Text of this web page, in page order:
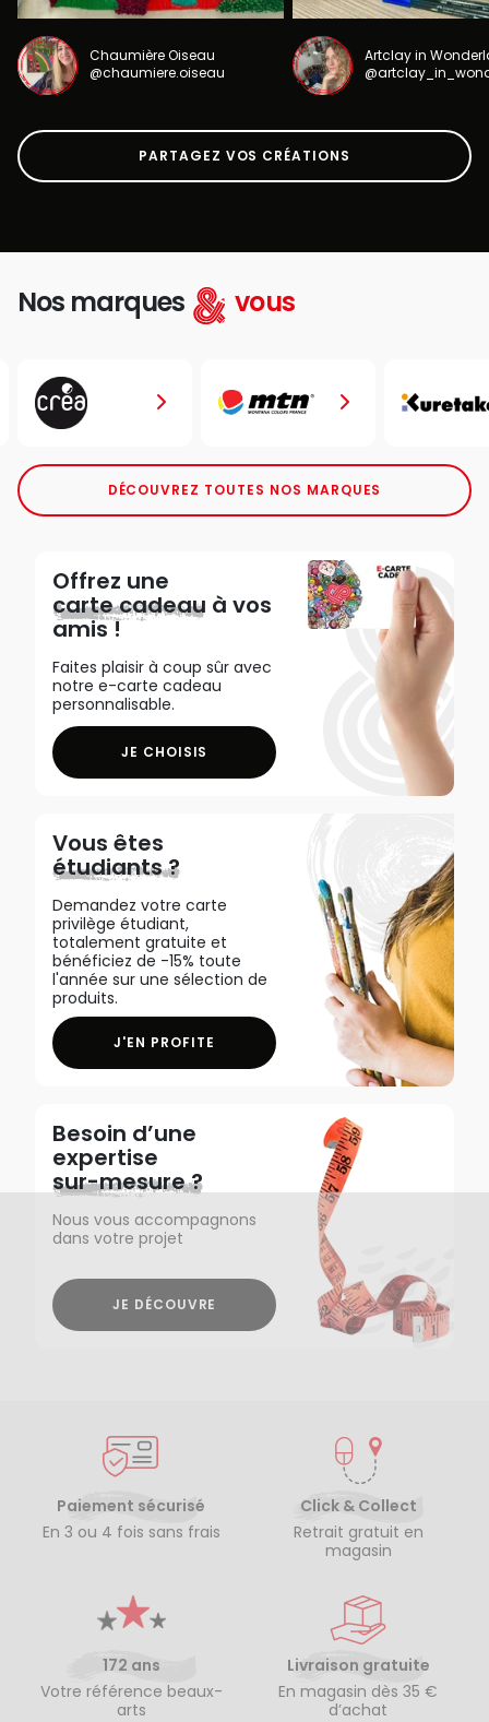
Chaumière Oiseau
@chaumiere.oiseau
Artclay in
PARTAGEZ VOS CRÉATIONS
Nos marques vous
DÉCOUVREZ TOUTES NOS MARQUES
Offrez une
carte cadeau à vos
amis !
Faites plaisir à coup sûr avec
notre e-carte cadeau
personnalisable.
JE CHOISIS
Vous êtes
étudiants ?
Demandez votre carte
privilège étudiant,
totalement gratuite et
bénéficiez de -15% toute
l'année sur une sélection de
produits.
J'EN PROFITE
Besoin d’une
expertise
sur-mesure ?
Nous vous accompagnons
dans votre projet
JE DÉCOUVRE
Paiement sécurisé
En 3 ou 4 fois sans frais
Click & Collect
Retrait gratuit en
magasin
172 ans
Votre référence beaux-
arts
Livraison gratuite
En magasin dès 35 €
d’achat